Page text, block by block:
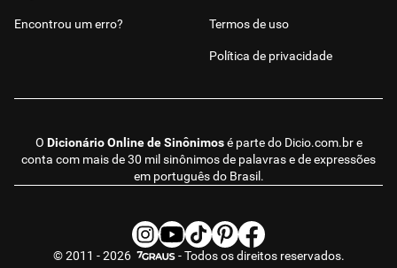
O Dicionário Online de Sinônimosé parte do Dicio.com.bre
conta com mais de 30 mil sinônimos de palavras e de expressões
em português do Brasil.
Encontrou um erro? Termos de uso
Política de privacidade
© 2011 - 2026 - Todos os direitos reservados.